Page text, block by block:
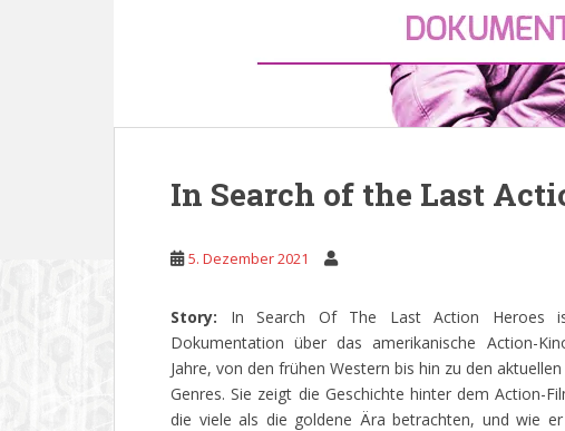
In Search of the Last
5. Dezember 2021
Story: In Search Of The Last Action Heroes
Dokumentation über das amerikanische Action-
Jahre, von den frühen Western bis hin zu den
Genres. Sie zeigt die Geschichte hinter dem Action-
die viele als die goldene Ära betrachten, und wie